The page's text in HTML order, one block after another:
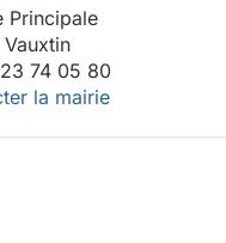
Principale
74 05 80
la mairie